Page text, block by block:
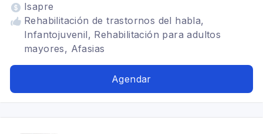
Isapre
Rehabilitación de trastornos del habla,
Infantojuvenil, Rehabilitación para adultos
mayores, Afasias
Agendar